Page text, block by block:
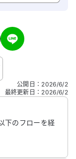
自身の病気の詳細な
公開日 ： 2026/6/2
最終更新日 ： 2026/6/2
下のフローを経